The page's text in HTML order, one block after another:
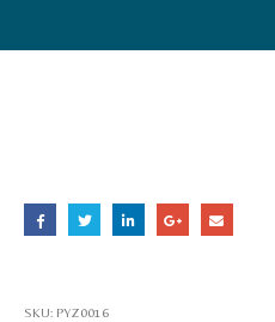
SKU: PYZ0016